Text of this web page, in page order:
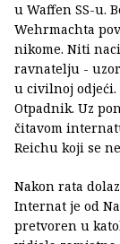
u Waffen SS-u.
Wehrmachta
nikome. Niti
ravnatelju -
u civilnoj odjeći.
Otpadnik. Uz
čitavom
Reichu koji se
Nakon rata
Internat je od
pretvoren u